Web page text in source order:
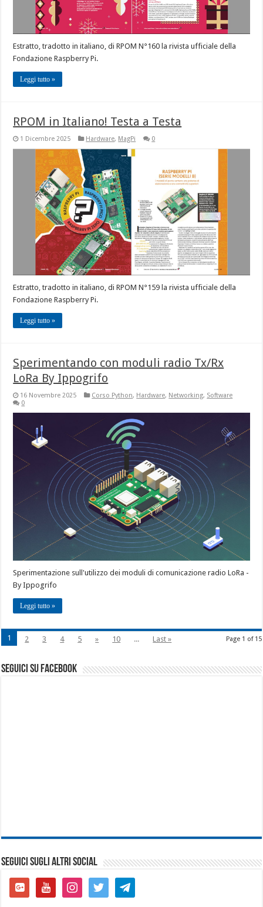
Estratto, tradotto in italiano, di RPOM N°160 la rivista ufficiale della
Fondazione Raspberry Pi.
Leggi tutto »
RPOM in Italiano! Testa a Testa
1 Dicembre 2025 Hardware, MagPi 0
Estratto, tradotto in italiano, di RPOM N°159 la rivista ufficiale della
Fondazione Raspberry Pi.
Leggi tutto »
Sperimentando con moduli radio Tx/Rx
LoRa By Ippogrifo
16 Novembre 2025 Corso Python, Hardware, Networking, Software
0
Sperimentazione sull'utilizzo dei moduli di comunicazione radio LoRa -
By Ippogrifo
Leggi tutto »
Page 1 of 15
1 2 3 4 5 » 10 ... Last »
seguici su facebook
SEGUICI SUGLI ALTRI SOCIAL
google-
plus-
youtube instagramtwitter telegram